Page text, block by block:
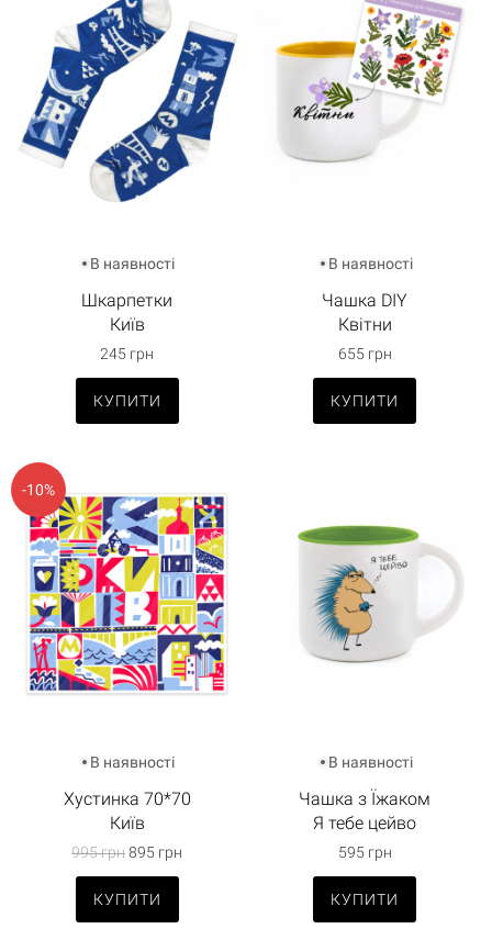
В наявності
Шкарпетки
Київ
245 грн
КУПИТИ
В наявності
Чашка DIY
Квітни
655 грн
КУПИТИ
-10%
В наявності
Хустинка 70*70
Київ
995 грн895 грн
КУПИТИ
В наявності
Чашка з Їжаком
Я тебе цейво
595 грн
КУПИТИ
Кошик